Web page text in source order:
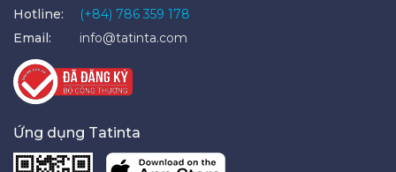
Hotline:
(+84) 786 359 178
Email:
info@tatinta.com
Ứng dụng Tatinta